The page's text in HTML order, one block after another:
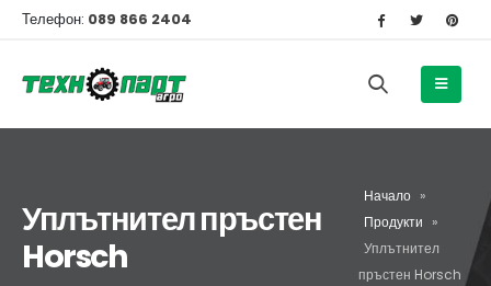
Телефон: 089 866 2404
Уплътнител пръстен
Horsch
Начало »
Продукти »
Уплътнител
пръстен Horsch